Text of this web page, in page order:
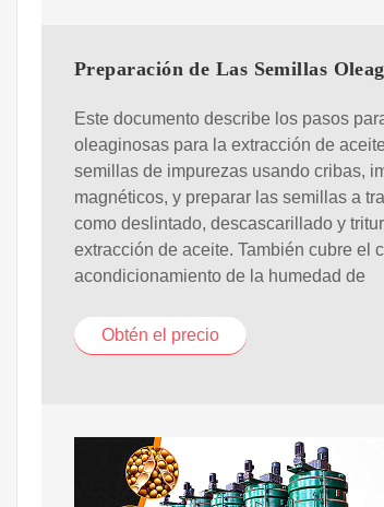
Preparación de Las Semillas
Este documento describe los pasos
oleaginosas para la extracción de
semillas de impurezas usando cribas,
magnéticos, y preparar las semillas a
como deslintado, descascarillado y
extracción de aceite. También cubre el
acondicionamiento de la humedad de
Obtén el precio